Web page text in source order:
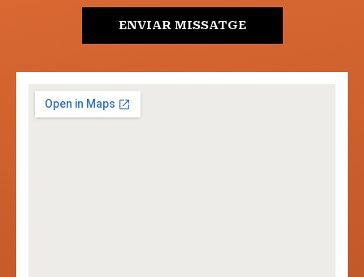
ENVIAR MISSATGE